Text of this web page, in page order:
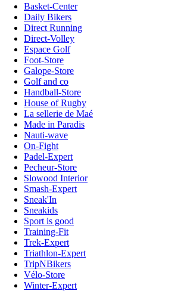
Basket-Center
Daily Bikers
Direct Running
Direct-Volley
Espace Golf
Foot-Store
Galope-Store
Golf and co
Handball-Store
House of Rugby
La sellerie de Maé
Made in Paradis
Nauti-wave
On-Fight
Padel-Expert
Pecheur-Store
Slowood Interior
Smash-Expert
Sneak'In
Sneakids
Sport is good
Training-Fit
Trek-Expert
Triathlon-Expert
TripNBikers
Vélo-Store
Winter-Expert